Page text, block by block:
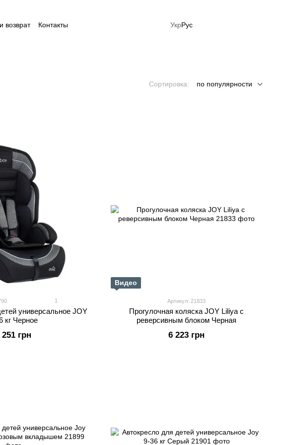
возврат
Контакты
УкрРус
Сортировка: по популярности
1
универсальное JOY
кг Черное
251 грн
Видео
Артикул: 21833
Прогулочная коляска JOY Liliya с
реверсивным блоком Черная
6 223 грн